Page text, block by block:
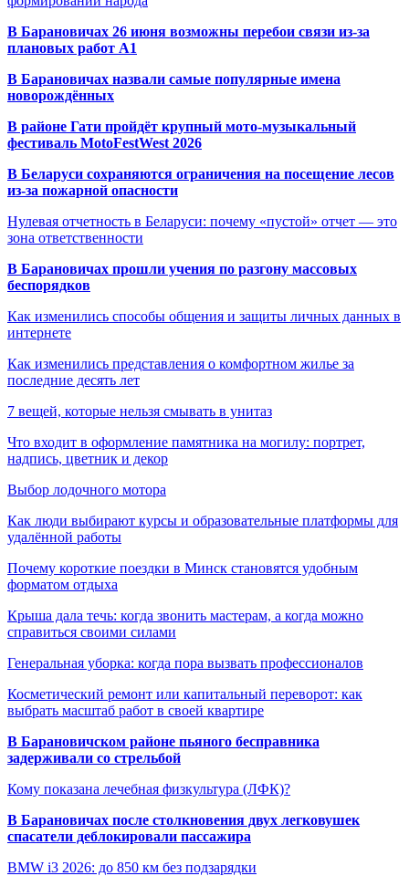
В Барановичах 26 июня возможны перебои связи из-за
плановых работ A1
В Барановичах назвали самые популярные имена
новорождённых
В районе Гати пройдёт крупный мото-музыкальный
фестиваль MotoFestWest 2026
В Беларуси сохраняются ограничения на посещение лесов
из-за пожарной опасности
Нулевая отчетность в Беларуси: почему «пустой» отчет — это
зона ответственности
В Барановичах прошли учения по разгону массовых
беспорядков
Как изменились способы общения и защиты личных данных в
интернете
Как изменились представления о комфортном жилье за
последние десять лет
7 вещей, которые нельзя смывать в унитаз
Что входит в оформление памятника на могилу: портрет,
надпись, цветник и декор
Выбор лодочного мотора
Как люди выбирают курсы и образовательные платформы для
удалённой работы
Почему короткие поездки в Минск становятся удобным
форматом отдыха
Крыша дала течь: когда звонить мастерам, а когда можно
справиться своими силами
Генеральная уборка: когда пора вызвать профессионалов
Косметический ремонт или капитальный переворот: как
выбрать масштаб работ в своей квартире
В Барановичском районе пьяного бесправника
задерживали со стрельбой
Кому показана лечебная физкультура (ЛФК)?
В Барановичах после столкновения двух легковушек
спасатели деблокировали пассажира
BMW i3 2026: до 850 км без подзарядки